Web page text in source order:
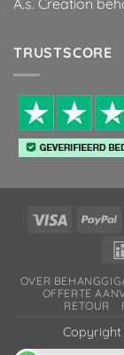
A.s. Creation
TRUSTSCORE
Visa
OVER
OFFERTE
RETOUR